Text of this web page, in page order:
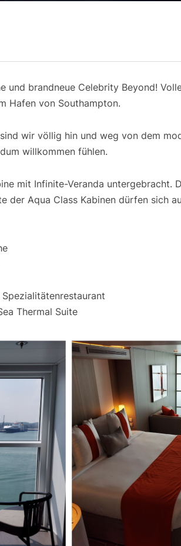
und brandneue Celebrity Beyond!
Hafen von Southampton.
wir völlig hin und weg von dem
willkommen fühlen.
mit Infinite-Veranda untergebracht.
der Aqua Class Kabinen dürfen sich
Thermal Suite